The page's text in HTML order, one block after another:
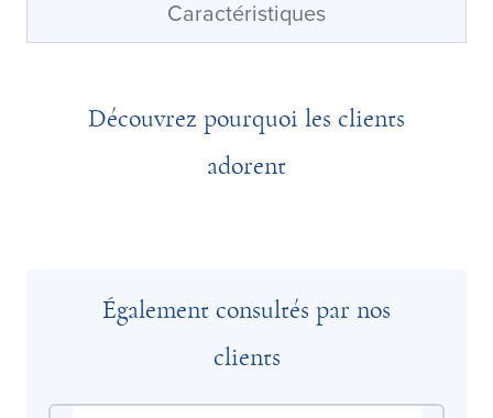
Caractéristiques
Découvrez pourquoi les clients
adorent
Également consultés par nos
clients